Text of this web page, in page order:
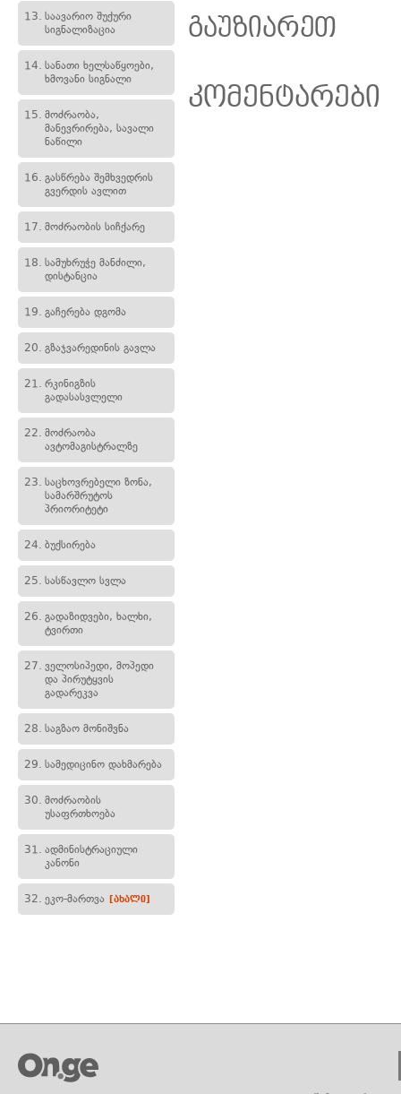
13. საავარიო შუქური
სიგნალიზაცია
14. სანათი ხელსაწყოები,
ხმოვანი სიგნალი
15. მოძრაობა,
მანევრირება, სავალი
ნაწილი
16. გასწრება შემხვედრის
გვერდის ავლით
17. მოძრაობის სიჩქარე
18. სამუხრუჭე მანძილი,
დისტანცია
19. გაჩერება დგომა
20. გზაჯვარედინის გავლა
21. რკინიგზის
გადასასვლელი
22. მოძრაობა
ავტომაგისტრალზე
23. საცხოვრებელი ზონა,
სამარშრუტოს
პრიორიტეტი
24. ბუქსირება
25. სასწავლო სვლა
26. გადაზიდვები, ხალხი,
ტვირთი
27. ველოსიპედი, მოპედი
და პირუტყვის
გადარეკვა
28. საგზაო მონიშვნა
29. სამედიცინო დახმარება
30. მოძრაობის
უსაფრთხოება
31. ადმინისტრაციული
კანონი
32. ეკო-მართვა [ახალი]
გაუზიარეთ
კომენტარები